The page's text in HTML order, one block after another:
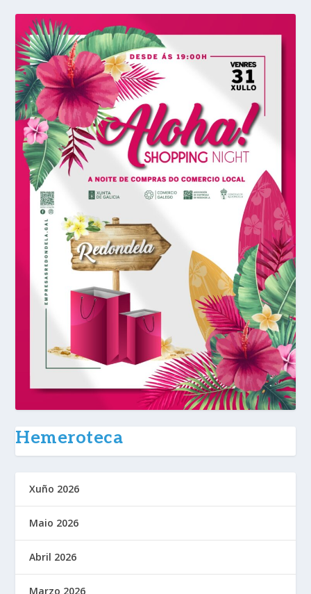
Hemeroteca
Xuño 2026
Maio 2026
Abril 2026
Marzo 2026